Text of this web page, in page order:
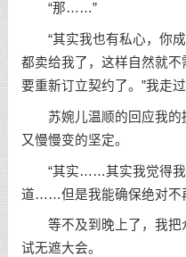
“那……”
“其实我也有私心，你成
都卖给我了，这样自然就
要重新订立契约了。”我走
苏婉儿温顺的回应我的
又慢慢变的坚定。
“其实……其实我觉得我
道……但是我能确保绝对
等不及到晚上了，我把
试无遮大会。